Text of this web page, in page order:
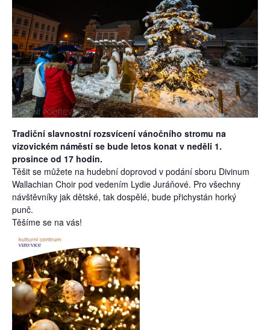
Tradiční slavnostní rozsvícení vánočního stromu na
vizovickém náměstí se bude letos konat v neděli 1.
prosince od 17 hodin.
Těšit se můžete na hudební doprovod v podání sboru Divinum
Wallachian Choir pod vedením Lydie Juráňové. Pro všechny
návštěvníky jak dětské, tak dospělé, bude přichystán horký
punč.
Těšíme se na vás!